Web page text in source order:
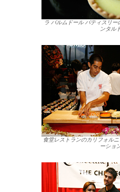
ラ パルムドール パティスリ
ンタルト
食堂レストランのカリフォル
ーショ